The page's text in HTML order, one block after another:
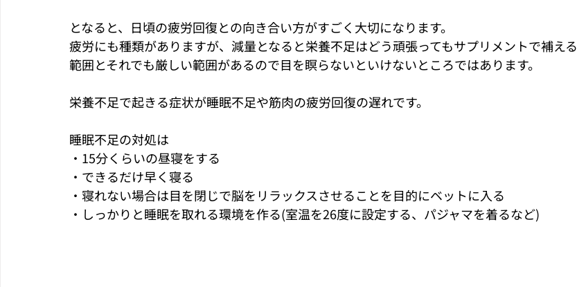
となると、日頃の疲労回復との向き合い方がすごく大切になります。
疲労にも種類がありますが、減量となると栄養不足はどう頑張ってもサプリメントで補える
範囲とそれでも厳しい範囲があるので目を瞑らないといけないところではあります。
栄養不足で起きる症状が睡眠不足や筋肉の疲労回復の遅れです。
睡眠不足の対処は
・15分くらいの昼寝をする
・できるだけ早く寝る
・寝れない場合は目を閉じで脳をリラックスさせることを目的にベットに入る
・しっかりと睡眠を取れる環境を作る(室温を26度に設定する、パジャマを着るなど)